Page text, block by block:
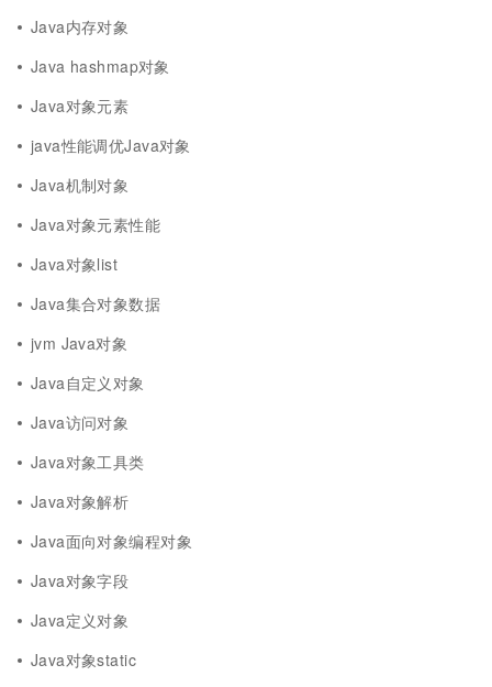
Java内存对象
Java hashmap对象
Java对象元素
java性能调优Java对象
Java机制对象
Java对象元素性能
Java对象list
Java集合对象数据
jvm Java对象
Java自定义对象
Java访问对象
Java对象工具类
Java对象解析
Java面向对象编程对象
Java对象字段
Java定义对象
Java对象static